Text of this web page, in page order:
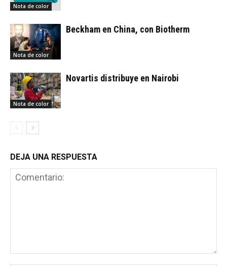
Nota de color
Nota de color
Beckham en China, con Biotherm
Nota de color
Novartis distribuye en Nairobi
DEJA UNA RESPUESTA